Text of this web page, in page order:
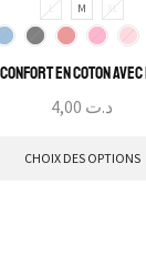
L M XL
en Coton
د.ت
CHOIX DES OPTIONS